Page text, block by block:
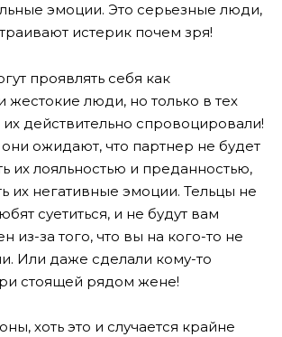
эмоции. Это серьезные люди,
истерик почем зря!
проявлять себя как
жестокие люди, но только в тех
их действительно спровоцировали!
ожидают, что партнер не будет
их лояльностью и преданностью,
их негативные эмоции. Тельцы не
суетиться, и не будут вам
из-за того, что вы на кого-то не
Или даже сделали кому-то
стоящей рядом жене!
хоть это и случается крайне